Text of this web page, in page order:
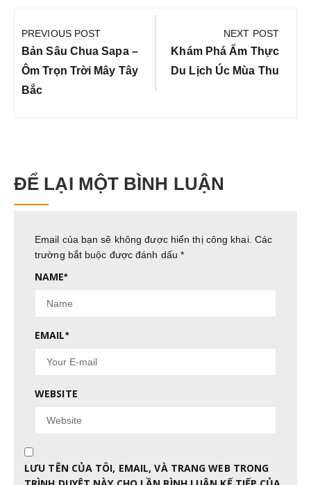
hướng
bài
viết
PREVIOUS POST
Previous
Post:
Bản Sâu Chua Sapa –
Ôm Trọn Trời Mây Tây
Bắc
NEXT POST
Next
Post:
Khám Phá Ẩm Thực
Du Lịch Úc Mùa Thu
ĐỂ LẠI MỘT BÌNH LUẬN
Email của bạn sẽ không được hiển thị công khai. Các
trường bắt buộc được đánh dấu*
NAME*
EMAIL*
WEBSITE
LƯU TÊN CỦA TÔI, EMAIL, VÀ TRANG WEB TRONG